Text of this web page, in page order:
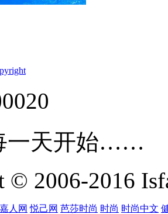
一天开始……
© 2006-2016
嘉人网 悦己网 芭莎时尚 时尚 时尚中文